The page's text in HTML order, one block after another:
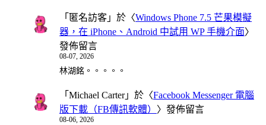
「 匿名訪客 」於〈Windows Phone 7.5 芒果模擬
器，在 iPhone、Android 中試用 WP 手機介面〉
發佈留言
08-07, 2026
林湖銘。。。。。
「 Michael Carter」於〈Facebook Messenger 電腦
版下載（FB傳訊軟體）
〉發佈留言
08-06, 2026